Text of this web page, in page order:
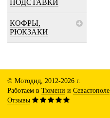
ПОДСТАВКИ
КОФРЫ,
РЮКЗАКИ
© Мотодид, 2012-2026 г.
Работаем в Тюмени и Севастополе
Отзывы